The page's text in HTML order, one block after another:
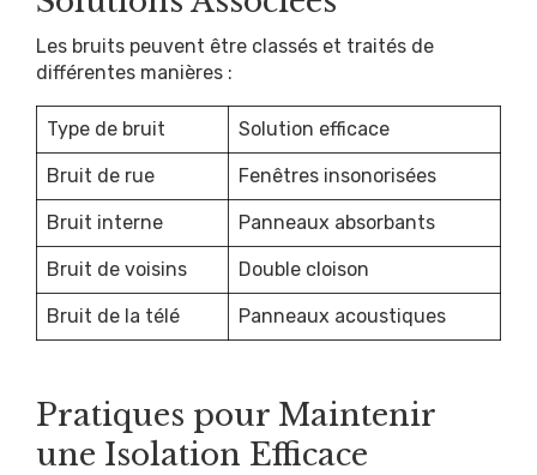
Les bruits peuvent être classés et traités de
différentes manières :
Type de bruit Solution efficace
Bruit de rue Fenêtres insonorisées
Bruit interne Panneaux absorbants
Bruit de voisins Double cloison
Bruit de la télé Panneaux acoustiques
Pratiques pour Maintenir
une Isolation Efficace